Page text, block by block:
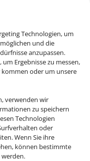
Technologien, um
und die
anzupassen.
Ergebnisse zu messen,
oder um unsere
verwenden wir
zu speichern
Technologien
oder
Wenn Sie ihre
können bestimmte
4